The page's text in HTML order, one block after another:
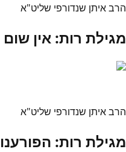
הרב איתן שנדורפי שליט"א
מגילת רות: אין
הרב איתן שנדורפי שליט"א
מגילת רות: